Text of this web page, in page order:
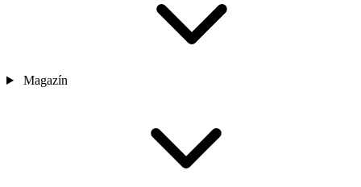
Magazín